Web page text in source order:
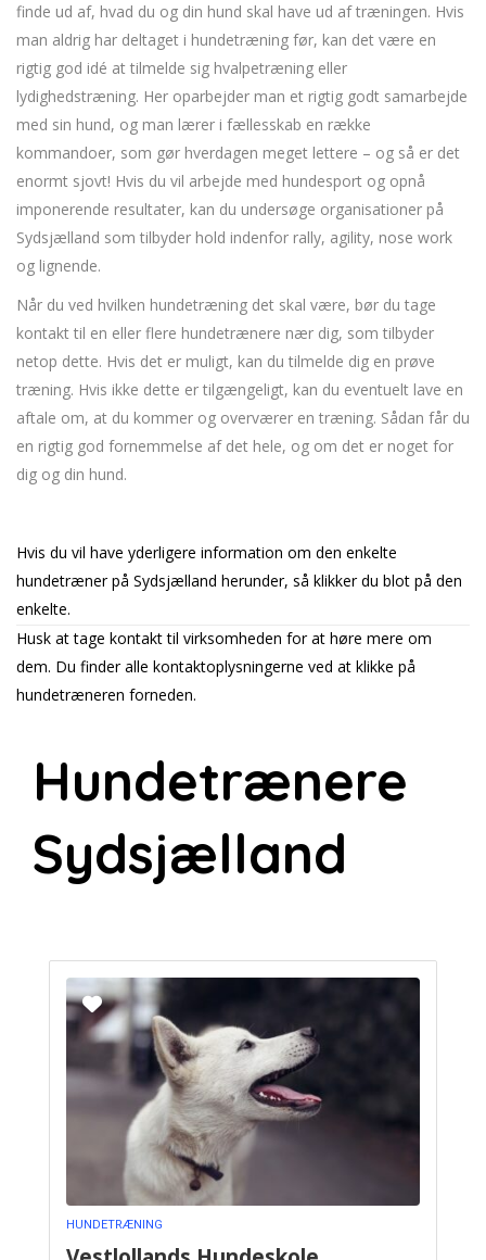
finde ud af, hvad du og din hund skal have ud af træningen. Hvis
man aldrig har deltaget i hundetræning før, kan det være en
rigtig god idé at tilmelde sig hvalpetræning eller
lydighedstræning. Her oparbejder man et rigtig godt samarbejde
med sin hund, og man lærer i fællesskab en række
kommandoer, som gør hverdagen meget lettere – og så er det
enormt sjovt! Hvis du vil arbejde med hundesport og opnå
imponerende resultater, kan du undersøge organisationer på
Sydsjælland som tilbyder hold indenfor rally, agility, nose work
og lignende.
Når du ved hvilken hundetræning det skal være, bør du tage
kontakt til en eller flere hundetrænere nær dig, som tilbyder
netop dette. Hvis det er muligt, kan du tilmelde dig en prøve
træning. Hvis ikke dette er tilgængeligt, kan du eventuelt lave en
aftale om, at du kommer og overværer en træning. Sådan får du
en rigtig god fornemmelse af det hele, og om det er noget for
dig og din hund.
Hvis du vil have yderligere information om den enkelte
hundetræner på Sydsjælland herunder, så klikker du blot på den
enkelte.
Husk at tage kontakt til virksomheden for at høre mere om
dem. Du finder alle kontaktoplysningerne ved at klikke på
hundetræneren forneden.
Hundetrænere
Sydsjælland
HUNDETRÆNING